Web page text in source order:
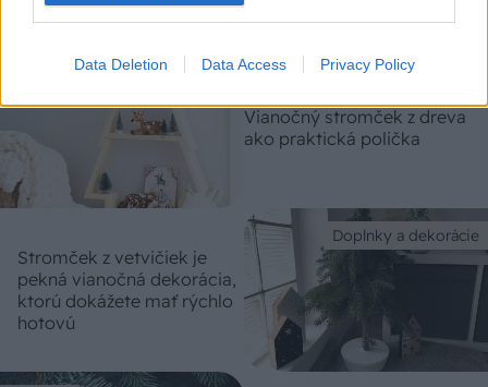
Data Deletion Data Access Privacy Policy
Vianočný stromček z dreva
ako praktická polička
Doplnky a dekorácie
Stromček z vetvičiek je
pekná vianočná dekorácia,
ktorú dokážete mať rýchlo
hotovú